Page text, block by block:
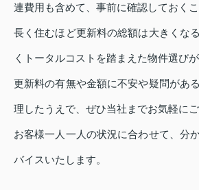
連費用も含めて、事前に確認しておくこ
長く住むほど更新料の総額は大きくな
くトータルコストを踏まえた物件選び
更新料の有無や金額に不安や疑問があ
理したうえで、ぜひ当社までお気軽にご
お客様一人一人の状況に合わせて、分
バイスいたします。